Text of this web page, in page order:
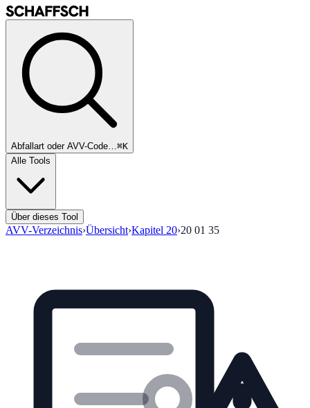
Abfallart oder AVV-Code…⌘K
Alle Tools
Über dieses Tool
AVV-Verzeichnis›Übersicht›Kapitel 20›20 01 35